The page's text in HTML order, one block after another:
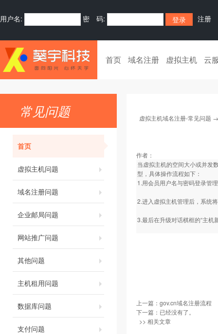
用户名: 密 码: 注册
首页 域名注册 虚拟主机 云
常见问题
首页
虚拟主机问题
域名注册问题
企业邮局问题
网站推广问题
其他问题
主机租用问题
数据库问题
支付问题
虚拟主机域名注册-常见问题
作者：
当虚拟主机的空间大小或并发
型，具体操作流程如下：
1.用会员用户名与密码登录管
2.进入虚拟主机管理后，系统
3.最后在升级对话棋框的“主机
上一篇： gov.cn域名注册流程
下一篇：已经没有了。
>> 相关文章